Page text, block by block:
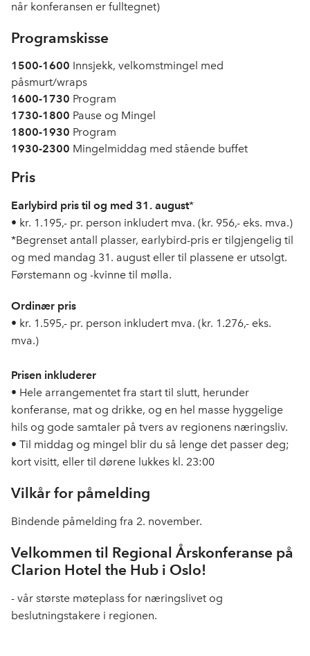
når konferansen er fulltegnet)
Programskisse
1500-1600 Innsjekk, velkomstmingel med
påsmurt/wraps
1600-1730 Program
1730-1800 Pause og Mingel
1800-1930 Program
1930-2300 Mingelmiddag med stående buffet
Pris
Earlybird pris til og med 31. august*
• kr. 1.195,- pr. person inkludert mva. (kr. 956,- eks. mva.)
*Begrenset antall plasser, earlybird-pris er tilgjengelig til
og med mandag 31. august eller til plassene er utsolgt.
Førstemann og -kvinne til mølla.
Ordinær pris
• kr. 1.595,- pr. person inkludert mva. (kr. 1.276,- eks.
mva.)
Prisen inkluderer
• Hele arrangementet fra start til slutt, herunder
konferanse, mat og drikke, og en hel masse hyggelige
hils og gode samtaler på tvers av regionens næringsliv.
• Til middag og mingel blir du så lenge det passer deg;
kort visitt, eller til dørene lukkes kl. 23:00
Vilkår for påmelding
Bindende påmelding fra 2. november.
Velkommen til Regional Årskonferanse på
Clarion Hotel the Hub i Oslo!
- vår største møteplass for næringslivet og
beslutningstakere i regionen.